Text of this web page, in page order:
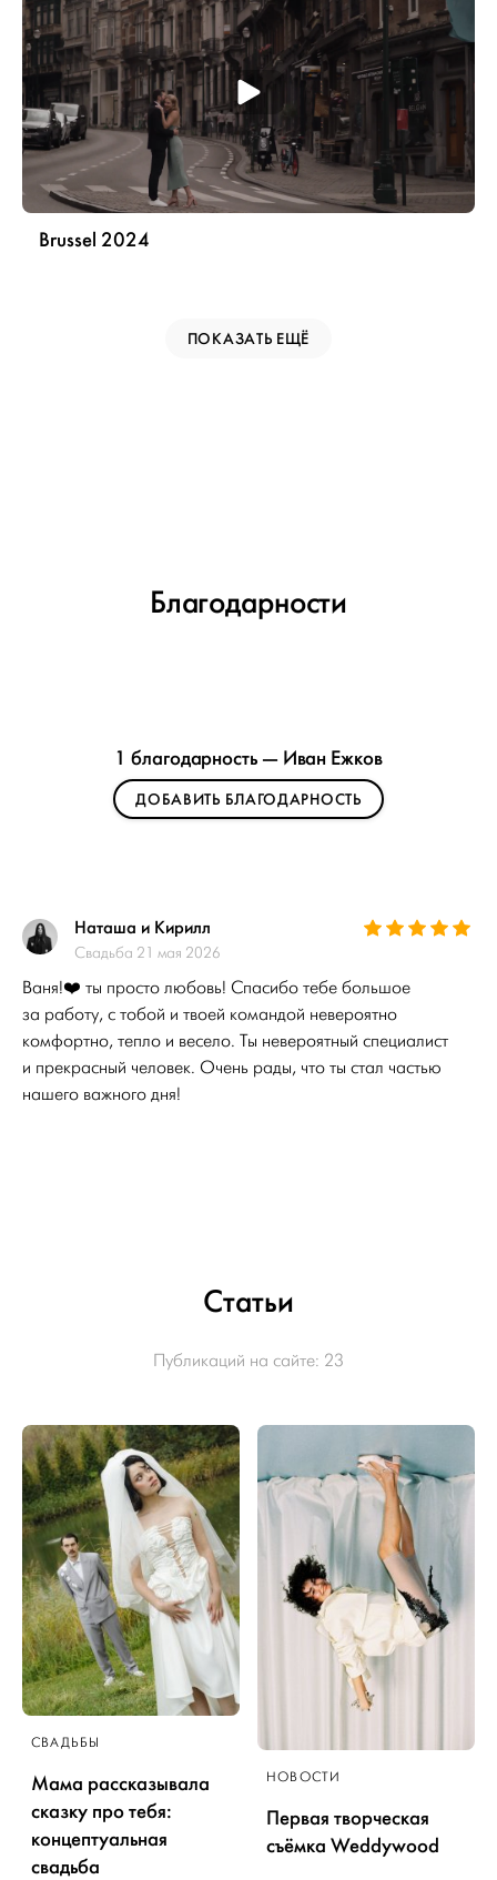
Brussel 2024
ПОКАЗАТЬ ЕЩЁ
Благодарности
1 благодарность — Иван Ежков
ДОБАВИТЬ БЛАГОДАРНОСТЬ
Наташа и Кирилл
Свадьба 21 мая 2026
Ваня!❤️ ты просто любовь! Спасибо тебе большое
за работу, с тобой и твоей командой невероятно
комфортно, тепло и весело. Ты невероятный специалист
и прекрасный человек. Очень рады, что ты стал частью
нашего важного дня!
Статьи
Публикаций на сайте: 23
СВАДЬБЫ
Мама рассказывала
сказку про тебя:
концептуальная
свадьба
НОВОСТИ
Первая творческая
съёмка Weddywood